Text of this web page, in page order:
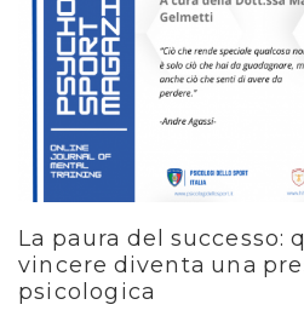
La paura del successo:
vincere diventa una
psicologica